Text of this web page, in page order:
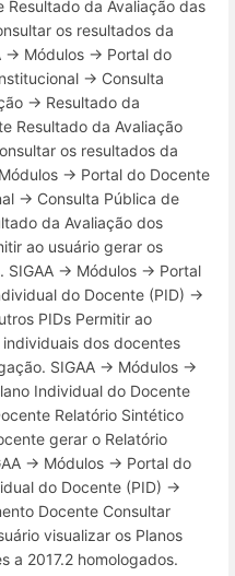
Resultado da Avaliação das
os resultados da
→ Módulos → Portal do
→ Consulta
→ Resultado da
Resultado da Avaliação
os resultados da
→ Portal do Docente
→ Consulta Pública de
da Avaliação dos
ao usuário gerar os
SIGAA → Módulos → Portal
do Docente (PID) →
PIDs Permitir ao
dos docentes
SIGAA → Módulos →
Individual do Docente
Relatório Sintético
gerar o Relatório
→ Módulos → Portal do
do Docente (PID) →
Docente Consultar
visualizar os Planos
a 2017.2 homologados.